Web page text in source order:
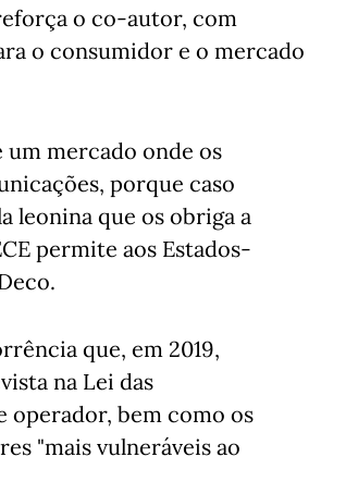
o co-autor, com
o consumidor e o mercado
um mercado onde os
porque caso
leonina que os obriga a
permite aos Estados-
que, em 2019,
na Lei das
operador, bem como os
"mais vulneráveis ao